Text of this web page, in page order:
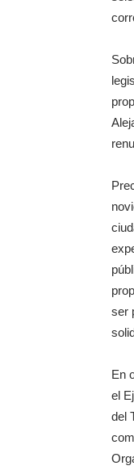
ser
En
el
del